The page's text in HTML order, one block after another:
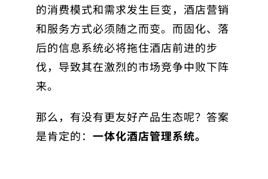
的消费模式和需求发生巨变，酒店营销
和服务方式必须随之而变。而固化、落
后的信息系统必将拖住酒店前进的步
伐，导致其在激烈的市场竞争中败下阵
来。
那么，有没有更友好产品生态呢？答案
是肯定的： 一体化酒店管理系统。